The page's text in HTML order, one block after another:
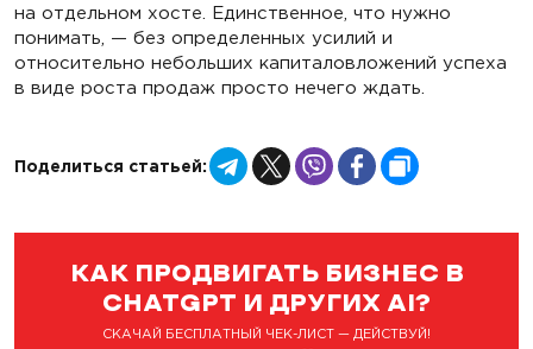
на отдельном хосте. Единственное, что нужно
понимать, — без определенных усилий и
относительно небольших капиталовложений успеха
в виде роста продаж просто нечего ждать.
Поделиться статьей: Telegram
X Viber Facebook
КАК ПРОДВИГАТЬ БИЗНЕС В
CHATGPT И ДРУГИХ AI?
СКАЧАЙ БЕСПЛАТНЫЙ ЧЕК-ЛИСТ — ДЕЙСТВУЙ!